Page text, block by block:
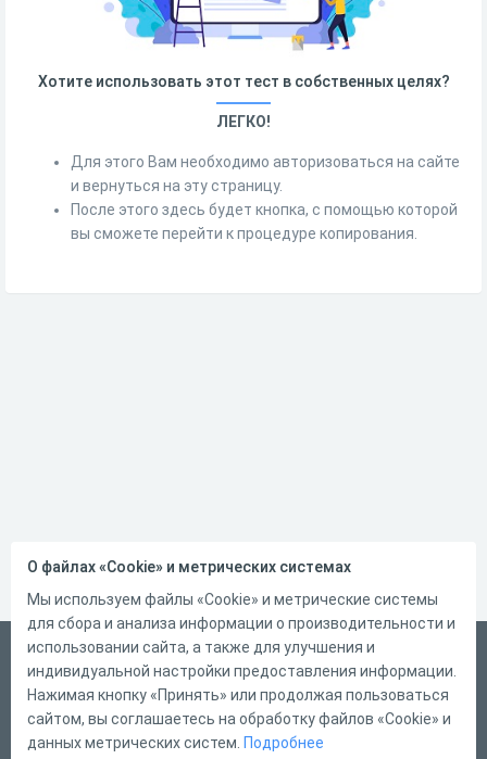
Хотите использовать этот тест в собственных целях?
ЛЕГКО!
Для этого Вам необходимо авторизоваться на сайте
и вернуться на эту страницу.
После этого здесь будет кнопка, с помощью которой
вы сможете перейти к процедуре копирования.
Русский
Справка
Форма обратной связи
О файлах «Cookie» и метрических системах
Мы используем файлы «Cookie» и метрические системы
для сбора и анализа информации о производительности и
использовании сайта, а также для улучшения и
индивидуальной настройки предоставления информации.
Нажимая кнопку «Принять» или продолжая пользоваться
сайтом, вы соглашаетесь на обработку файлов «Cookie» и
данных метрических систем. Подробнее